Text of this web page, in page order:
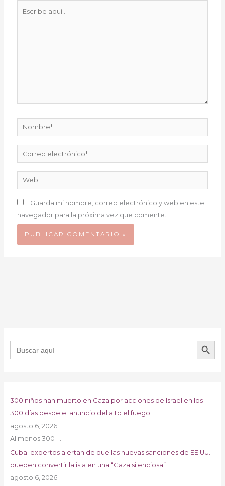
Nombre*
Correo
electrónico*
Web
Guarda mi nombre, correo electrónico y web en este
navegador para la próxima vez que comente.
Buscar: BOTÓN DE
300 niños han muerto en Gaza por acciones de Israel en los
300 días desde el anuncio del alto el fuego
agosto 6, 2026
Al menos 300 […]
Cuba: expertos alertan de que las nuevas sanciones de EE.UU.
pueden convertir la isla en una “Gaza silenciosa”
agosto 6, 2026